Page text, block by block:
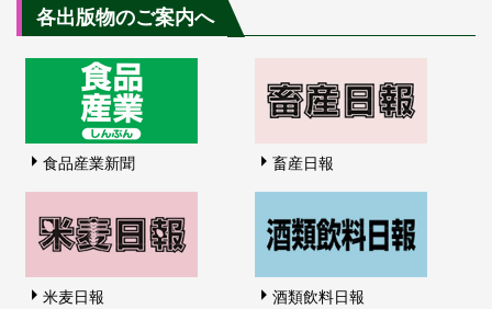
各出版物のご案内へ
食品産業新聞 畜産日報
米麦日報 酒類飲料日報